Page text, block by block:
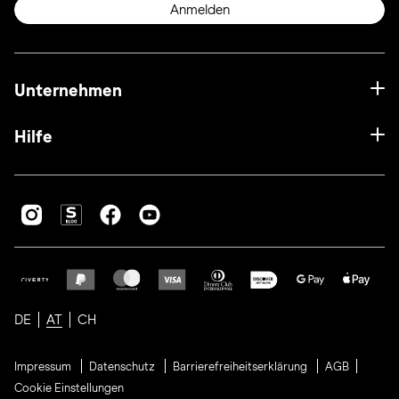
Anmelden
Unternehmen
Hilfe
DE AT CH
Impressum Datenschutz Barrierefreiheitserklärung
AGB
Cookie Einstellungen